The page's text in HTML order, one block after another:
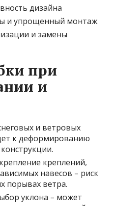
дизайна
и упрощенный монтаж
и замены
при
и
и ветровых
к деформированию
креплений,
навесов – риск
порывах ветра.
уклона – может